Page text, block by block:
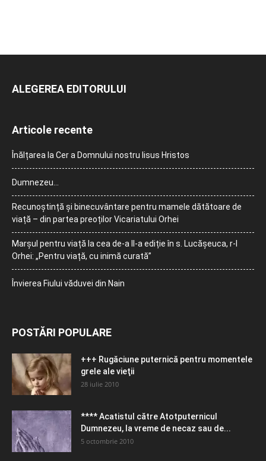
ALEGEREA EDITORULUI
Articole recente
Înălțarea la Cer a Domnului nostru Iisus Hristos
Dumnezeu…
Recunoștință și binecuvântare pentru mamele dătătoare de
viață – din partea preoților Vicariatului Orhei
Marșul pentru viață la cea de-a II-a ediție în s. Lucășeuca, r-l
Orhei: „Pentru viață, cu inimă curată”
Învierea Fiului văduvei din Nain
POSTĂRI POPULARE
+++ Rugăciune puternică pentru momentele
grele ale vieţii
28 iulie 2010
**** Acatistul către Atotputernicul
Dumnezeu, la vreme de necaz sau de...
5 octombrie 2010